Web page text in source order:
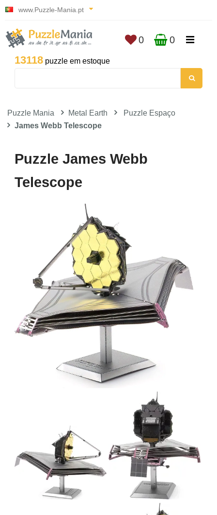
www.Puzzle-Mania.pt
13118 puzzle em estoque
0 0
Puzzle Mania Metal Earth
Puzzle Espaço
James Webb Telescope
Puzzle James Webb
Telescope